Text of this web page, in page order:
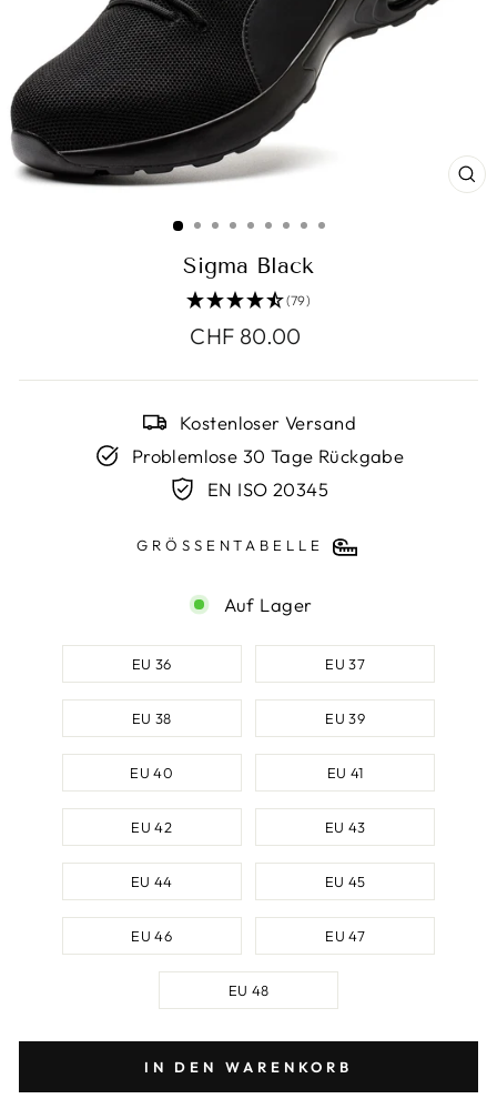
Sigma Black
(79)
Normaler
CHF 80.00
Kostenloser Versand
Problemlose 30 Tage Rückgabe
EN ISO 20345
GRÖSSENTABELLE
Auf Lager
SCHUHGRÖSSE
EU 36 EU 37
EU 38 EU 39
EU 40 EU 41
EU 42 EU 43
EU 44 EU 45
EU 46 EU 47
EU 48
IN DEN WARENKORB